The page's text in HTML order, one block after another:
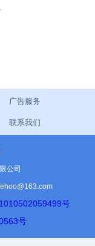
广告服务
联系我们
公司
号
号